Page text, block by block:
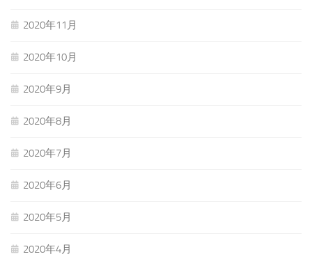
2020年11月
2020年10月
2020年9月
2020年8月
2020年7月
2020年6月
2020年5月
2020年4月